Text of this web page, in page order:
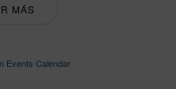
MÁS
Events Calendar